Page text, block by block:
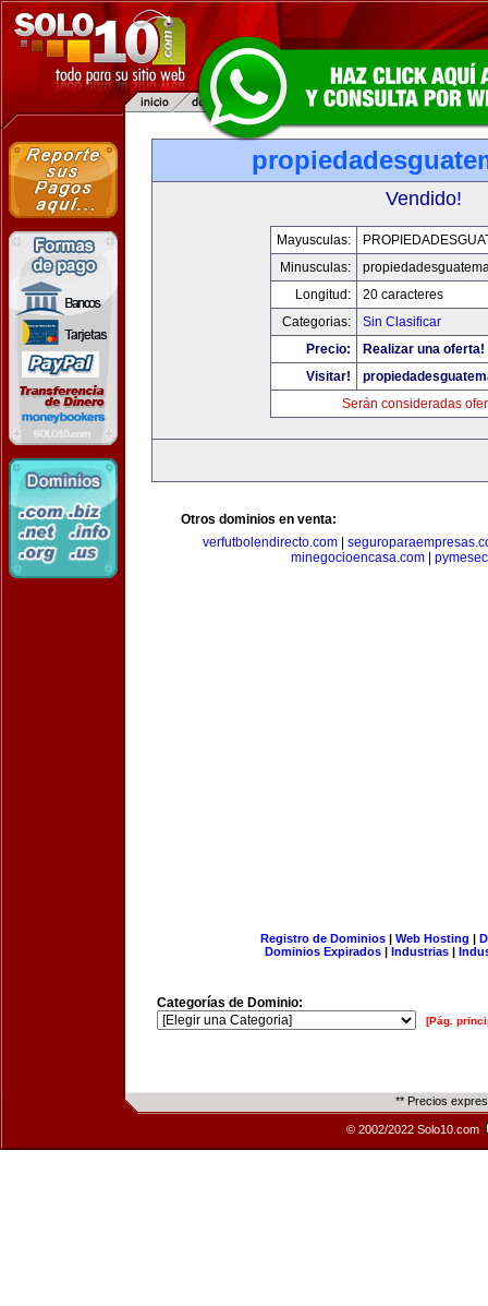
Vendido!
Mayusculas:
Minusculas:
Longitud:
20 caracteres
Categorias:
Sin Clasificar
Precio:
Realizar una oferta!
Visitar!
Serán consideradas
Otros dominios en venta:
verfutbolendirecto.com|
minegocioencasa.com
Registro de Dominios| Web Hosting |
Dominios Expirados | Industrias |
Categorías de Dominio:
[Pág.
** Precios
© 2002/2022 Solo10.com